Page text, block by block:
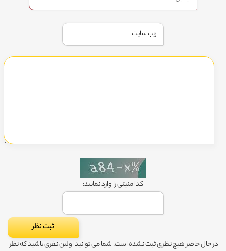
کد امنیتی را وارد نمایید:
در حال حاضر هیچ نظری ثبت نشده است. شما می توانید اولین نفری باشید که نظر